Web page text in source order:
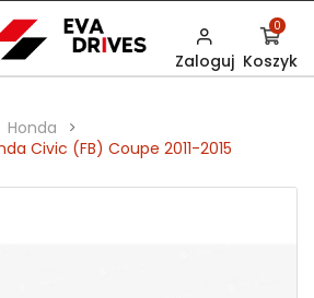
Zaloguj Koszyk
0
Honda
Civic (FB) Coupe 2011-2015